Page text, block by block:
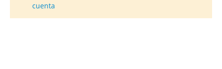
cuenta